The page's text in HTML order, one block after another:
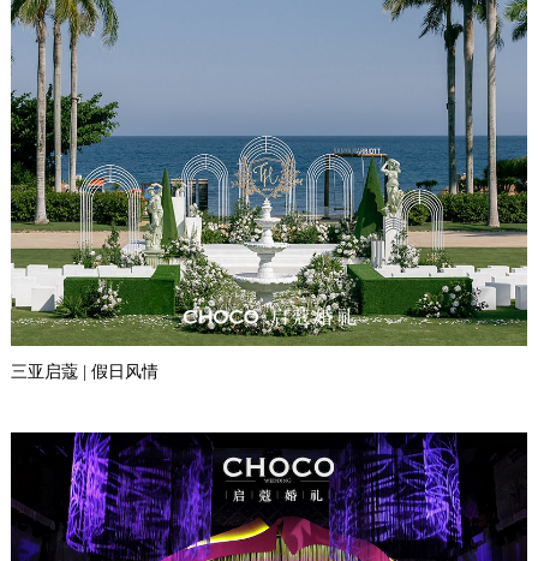
三亚启蔻 | 假日风情